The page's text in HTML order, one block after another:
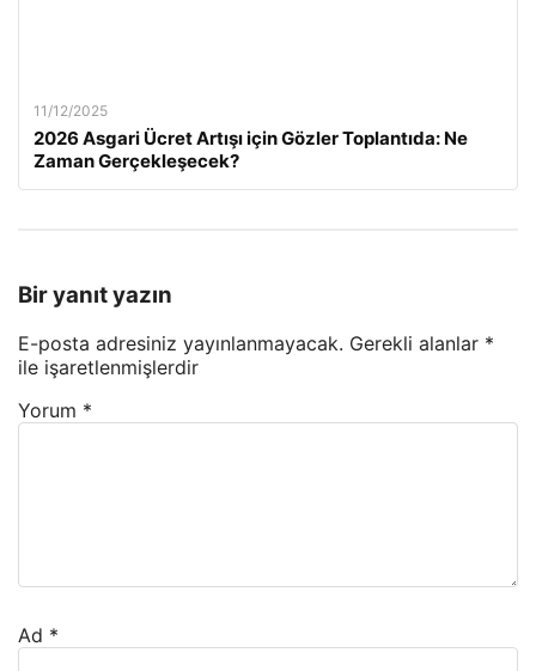
11/12/2025
2026 Asgari Ücret Artışı için Gözler Toplantıda: Ne
Zaman Gerçekleşecek?
Bir yanıt yazın
E-posta adresiniz yayınlanmayacak. Gerekli alanlar *
ile işaretlenmişlerdir
Yorum *
Ad *